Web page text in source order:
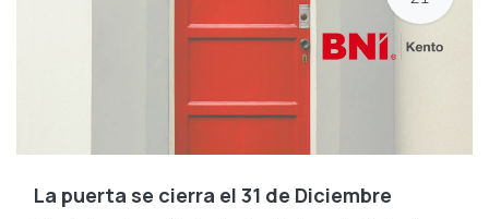
La puerta se cierra el 31 de Diciembre